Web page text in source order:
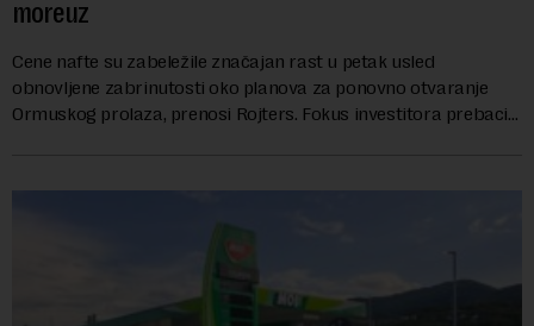
moreuz
Cene nafte su zabeležile značajan rast u petak usled
obnovljene zabrinutosti oko planova za ponovno otvaranje
Ormuskog prolaza, prenosi Rojters. Fokus investitora prebacio